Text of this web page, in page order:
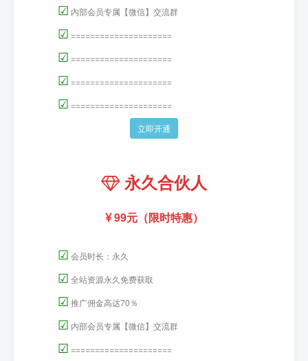
☑ 内部会员专属【微信】交流群
☑ =====================
☑ =====================
☑ =====================
☑ =====================
立即开通
永久合伙人
99元（限时特惠）
☑ 会员时长：永久
☑ 全站资源永久免费获取
☑ 推广佣金高达70％
☑ 内部会员专属【微信】交流群
☑ =====================